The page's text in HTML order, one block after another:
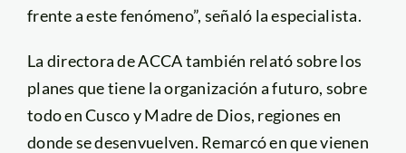
frente a este fenómeno”, señaló la especialista.
La directora de ACCA también relató sobre los
planes que tiene la organización a futuro, sobre
todo en Cusco y Madre de Dios, regiones en
donde se desenvuelven. Remarcó en que vienen